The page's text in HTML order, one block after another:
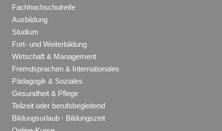
Fachhochschulreife
Ausbildung
Studium
Fort- und Weiterbildung
Wirtschaft & Management
Fremdsprachen & Internationales
Pädagogik & Soziales
Gesundheit & Pflege
Teilzeit oder berufsbegleitend
Bildungsurlaub · Bildungszeit